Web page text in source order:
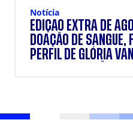
Notícia
EDIÇÃO EXTRA DE
DOAÇÃO DE SANGUE,
PERFIL DE GLÓRIA